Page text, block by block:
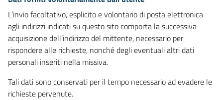
L’invio facoltativo, esplicito e volontario di posta elettronica
agli indirizzi indicati su questo sito comporta la successiva
acquisizione dell’indirizzo del mittente, necessario per
rispondere alle richieste, nonché degli eventuali altri dati
personali inseriti nella missiva.
Tali dati sono conservati per il tempo necessario ad evadere le
richieste pervenute.